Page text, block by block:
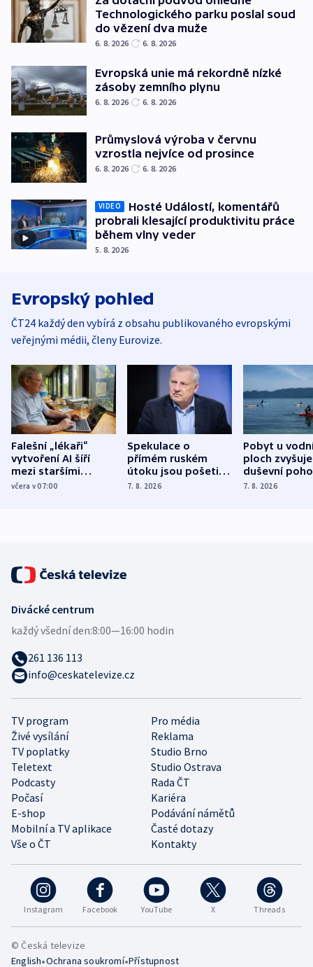
Technologického parku poslal soud
do vězení dva muže
6. 8. 2026 6. 8. 2026
Evropská unie má rekordně nízké
zásoby zemního plynu
6. 8. 2026 6. 8. 2026
Průmyslová výroba v červnu
vzrostla nejvíce od prosince
6. 8. 2026 6. 8. 2026
VIDEO
Hosté Událostí, komentářů
probrali klesající produktivitu práce
během vlny veder
5. 8. 2026
Evropský pohled
ČT24 každý den vybírá z obsahu publikovaného evropskými
veřejnými médii, členy Eurovize.
Falešní „lékaři“
vytvoření AI šíří
mezi staršími
Poláky nebezpečné
včera v 07:00
Spekulace o
přímém ruském
útoku jsou pošetilé,
míní estonský
7. 8. 2026
Pobyt u
ploch zvyšuje
duševní
ukázala
7. 8. 2026
Instagram Facebook YouTube X Threads
TV program
Pro média
Živé vysílání
Reklama
TV poplatky
Studio Brno
Teletext
Studio Ostrava
Podcasty
Rada ČT
Počasí
Kariéra
E-shop
Podávání námětů
Mobilní a TV aplikace
Časté dotazy
Vše o ČT
Kontakty
Divácké centrum
každý všední den:8:00—16:00 hodin
261 136 113
info@ceskatelevize.cz
© Česká televize
English•Ochrana soukromí•Přístupnost